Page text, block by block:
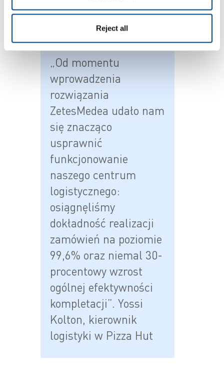
Reject all
„Od momentu
wprowadzenia
rozwiązania
ZetesMedea udało nam
się znacząco
usprawnić
funkcjonowanie
naszego centrum
logistycznego:
osiągnęliśmy
dokładność realizacji
zamówień na poziomie
99,6% oraz niemal 30-
procentowy wzrost
ogólnej efektywności
kompletacji”. Yossi
Kolton, kierownik
logistyki w Pizza Hut